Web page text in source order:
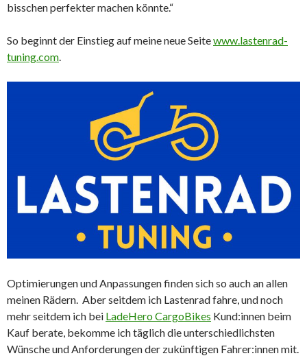
bisschen perfekter machen könnte.“
So beginnt der Einstieg auf meine neue Seitewww.lastenrad-
tuning.com.
Optimierungen und Anpassungen finden sich so auch an allen
meinen Rädern. Aber seitdem ich Lastenrad fahre, und noch
mehr seitdem ich bei LadeHero CargoBikes Kund:innen beim
Kauf berate, bekomme ich täglich die unterschiedlichsten
Wünsche und Anforderungen der zukünftigen Fahrer:innen mit.